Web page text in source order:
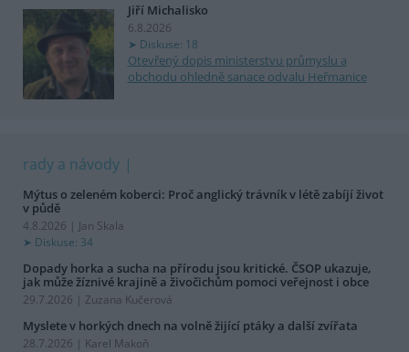
Jiří Michalisko
6.8.2026
Diskuse: 18
Otevřený dopis ministerstvu průmyslu a
obchodu ohledně sanace odvalu Heřmanice
rady a návody
Mýtus o zeleném koberci: Proč anglický trávník v létě zabíjí život
v půdě
4.8.2026 | Jan Skala
Diskuse: 34
Dopady horka a sucha na přírodu jsou kritické. ČSOP ukazuje,
jak může žíznivé krajině a živočichům pomoci veřejnost i obce
29.7.2026 | Zuzana Kučerová
Myslete v horkých dnech na volně žijící ptáky a další zvířata
28.7.2026 | Karel Makoň